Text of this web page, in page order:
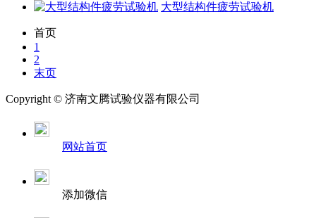
大型结构件疲劳试验机
首页
1
2
末页
Copyright © 济南文腾试验仪器有限公司
网站首页
添加微信